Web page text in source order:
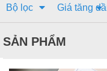
Bộ lọc
SẢN PHẨM